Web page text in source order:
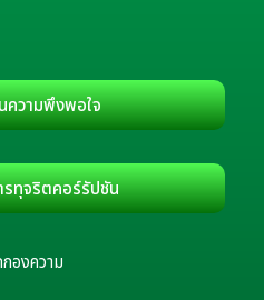
ความพึงพอใจ
ทุจริตคอร์รัปชัน
องความ